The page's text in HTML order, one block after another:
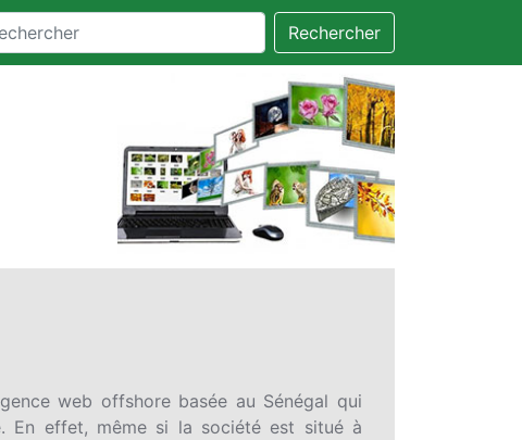
Rechercher
web offshore basée au Sénégal qui
En effet, même si la société est situé à